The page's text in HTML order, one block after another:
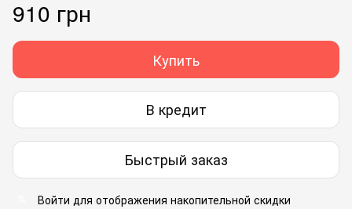
910 грн
Купить
В кредит
Быстрый заказ
Войти для отображения накопительной скидки